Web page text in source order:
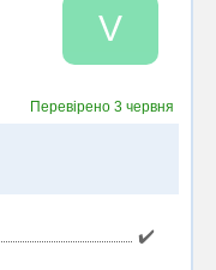
V
Перевірено 3 червня
✔️